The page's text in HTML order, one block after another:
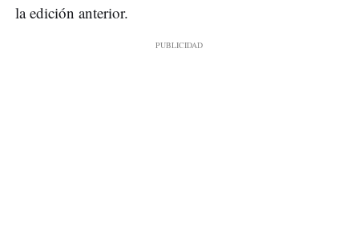
la edición anterior.